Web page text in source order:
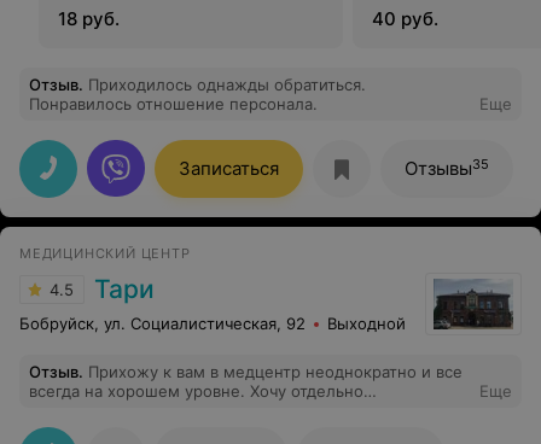
18 руб.
40 руб.
Отзыв. Приходилось однажды обратиться.
Понравилось отношение персонала.
Еще
Записаться Отзывы35
МЕДИЦИНСКИЙ ЦЕНТР
4.5 Тари
Бобруйск, ул. Социалистическая, 92 Выходной
Отзыв. Прихожу к вам в медцентр неоднократно и все
всегда на хорошем уровне. Хочу отдельно
Бондаренко Павла Викторовича: очень внимательный,
Еще